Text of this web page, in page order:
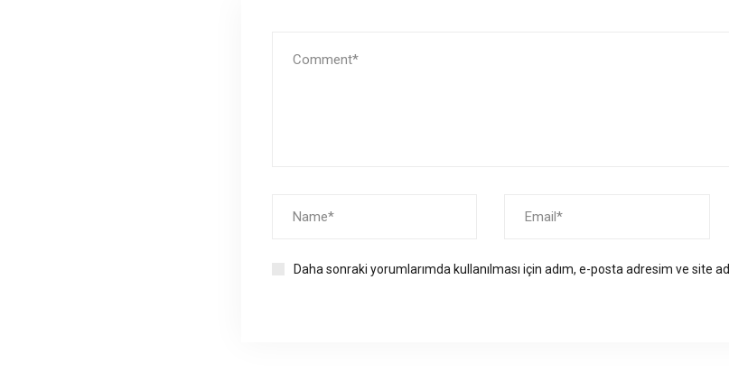
Daha sonraki yorumlarımda kullanılması için adım, e-posta adresim ve site